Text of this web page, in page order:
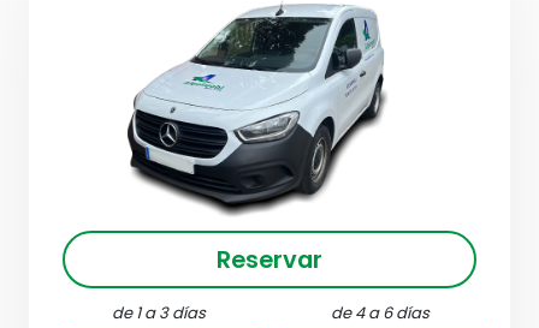
Reservar
de 1 a 3 días de 4 a 6 días